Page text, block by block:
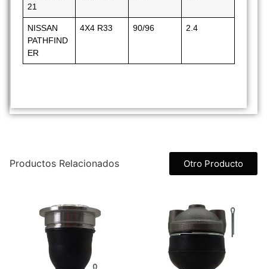
21
NISSAN
PATHFIND
ER
4X4 R33 90/96 2.4
Productos Relacionados Otro Producto